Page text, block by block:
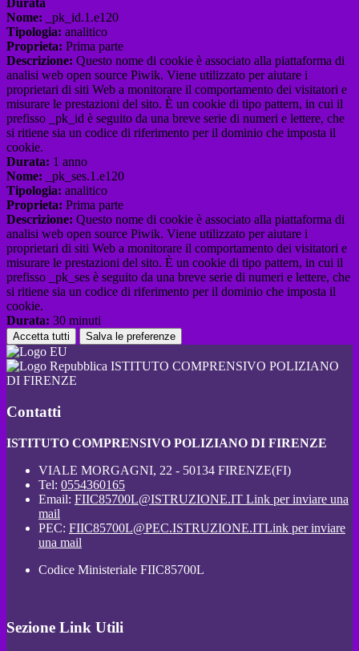
Durata
Nome: _pk_id.1.e120
Tipologia: analitico
Proprieta: Prima parte
Descrizione: Questo nome di cookie è associato alla piattaforma di
analisi web open source Piwik. Viene utilizzato per aiutare i
proprietari di siti Web a monitorare il comportamento dei visitatori e
misurare le prestazioni del sito. È un cookie di tipo pattern, in cui il
prefisso _pk_id è seguito da una breve serie di numeri e lettere, che
si ritiene sia un codice di riferimento per il dominio che imposta il
cookie.
Durata: 1 anno
Nome: _pk_ses.1.e120
Tipologia: analitico
Proprieta: Prima parte
Descrizione: Questo nome di cookie è associato alla piattaforma di
analisi web open source Piwik. Viene utilizzato per aiutare i
proprietari di siti Web a monitorare il comportamento dei visitatori e
misurare le prestazioni del sito. È un cookie di tipo pattern, in cui il
prefisso _pk_ses è seguito da una breve serie di numeri e lettere, che
si ritiene sia un codice di riferimento per il dominio che imposta il
cookie.
Durata: 30 minuti
Accetta tutti Salva le preferenze
ISTITUTO COMPRENSIVO POLIZIANO
DI FIRENZE
Contatti
ISTITUTO COMPRENSIVO POLIZIANO DI FIRENZE
VIALE MORGAGNI, 22 - 50134 FIRENZE(FI)
Tel: 0554360165
Email: FIIC85700L@ISTRUZIONE.IT Link per inviare una
mail
PEC: FIIC85700L@PEC.ISTRUZIONE.ITLink per inviare
una mail
Codice Ministeriale FIIC85700L
Sezione Link Utili